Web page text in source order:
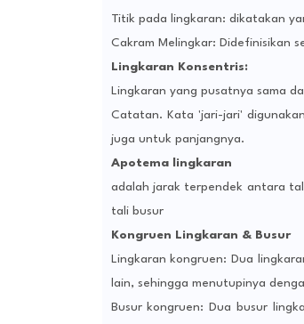
Titik pada lingkaran: dikatakan
Cakram Melingkar: Didefinisikan
Lingkaran Konsentris:
Lingkaran yang pusatnya sama
Catatan. Kata 'jari-jari'
juga untuk panjangnya.
Apotema lingkaran
adalah jarak terpendek antara
tali busur
Kongruen Lingkaran & Busur
Lingkaran kongruen: Dua
lain, sehingga menutupinya
Busur kongruen: Dua busur